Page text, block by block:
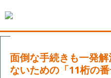
面倒な手続きも一発
ないための「11桁の